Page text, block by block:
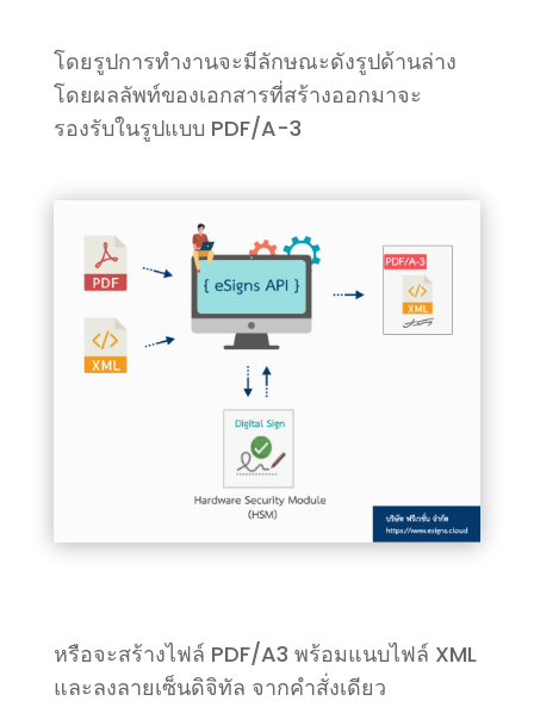
โดยรูปการทำงานจะมีลักษณะดังรูปด้านล่าง
โดยผลลัพท์ของเอกสารที่สร้างออกมาจะ
รองรับในรูปแบบ PDF/A-3
หรือจะสร้างไฟล์ PDF/A3 พร้อมแนบไฟล์ XML
และลงลายเซ็นดิจิทัล จากคำสั่งเดียว